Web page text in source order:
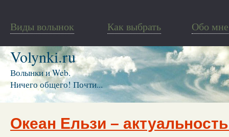
Виды волынок Как выбрать Обо мне
Volynki.ru
Волынки и Web.
Ничего общего! Почти...
Океан Ельзи –